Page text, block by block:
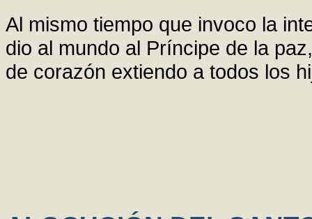
Al mismo tiempo que invoco la
dio al mundo al Príncipe de la
de corazón extiendo a todos los